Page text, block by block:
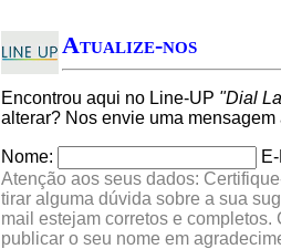
Atualize-nos
Encontrou aqui no Line-UP "Dial
alterar? Nos envie uma
Nome:
Atenção aos seus dados:
tirar alguma dúvida sobre a sua
mail estejam corretos e
publicar o seu nome em